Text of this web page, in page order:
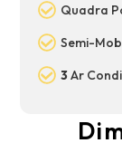
Quadra
Semi-
3Ar